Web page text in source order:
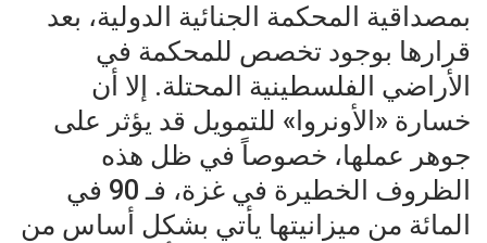
بمصداقية المحكمة الجنائية الدولية، بعد
قرارها بوجود تخصص للمحكمة في
الأراضي الفلسطينية المحتلة. إلا أن
خسارة «الأونروا» للتمويل قد يؤثر على
جوهر عملها، خصوصاً في ظل هذه
الظروف الخطيرة في غزة، فـ 90 في
المائة من ميزانيتها يأتي بشكل أساس من